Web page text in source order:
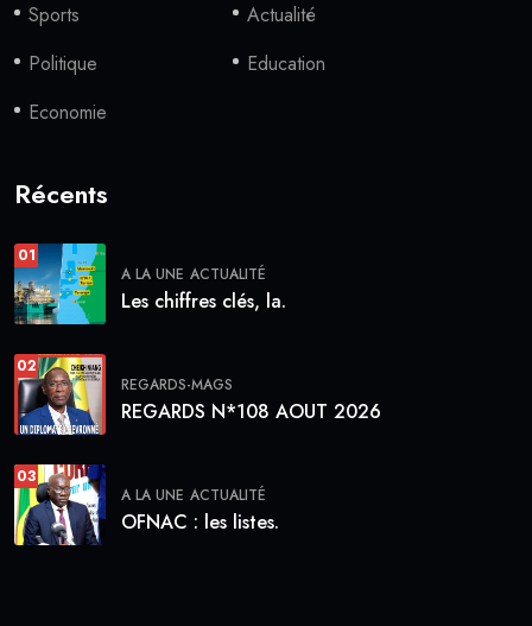
Sports
Actualité
Politique
Education
Economie
Récents
01
A LA UNE ACTUALITÉ
Les chiffres clés, la.
02
REGARDS-MAGS
REGARDS N*108 AOUT 2026
03
A LA UNE ACTUALITÉ
OFNAC : les listes.